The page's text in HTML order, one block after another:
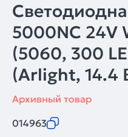
5000NC 24V
(5060, 300
(Arlight, 14.4
Архивный товар
014963